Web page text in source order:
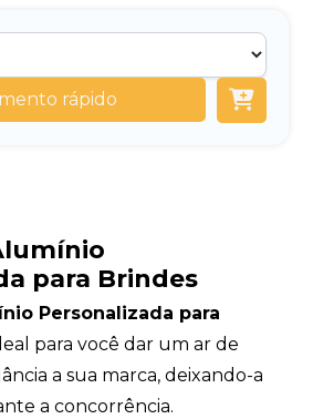
rápido
para Brindes
Personalizada para
para você dar um ar de
a sua marca, deixando-a
a concorrência.